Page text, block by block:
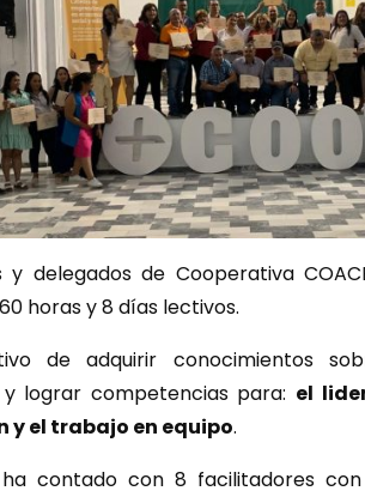
y delegados de Cooperativa
horas y 8 días lectivos.
de adquirir conocimientos
y lograr competencias para: el
y el trabajo en equipo.
contado con 8 facilitadores